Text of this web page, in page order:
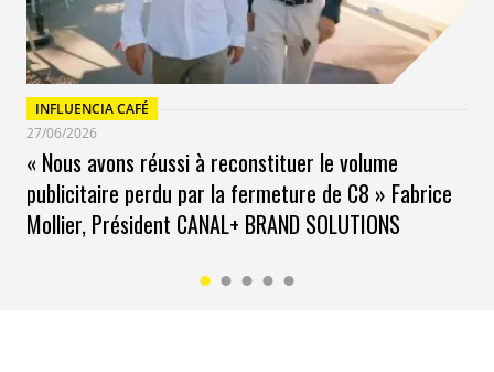
INFLUENCIA CAFÉ
27/06/2026
« Nous avons réussi à reconstituer le volume
publicitaire perdu par la fermeture de C8 » Fabrice
Mollier, Président CANAL+ BRAND SOLUTIONS